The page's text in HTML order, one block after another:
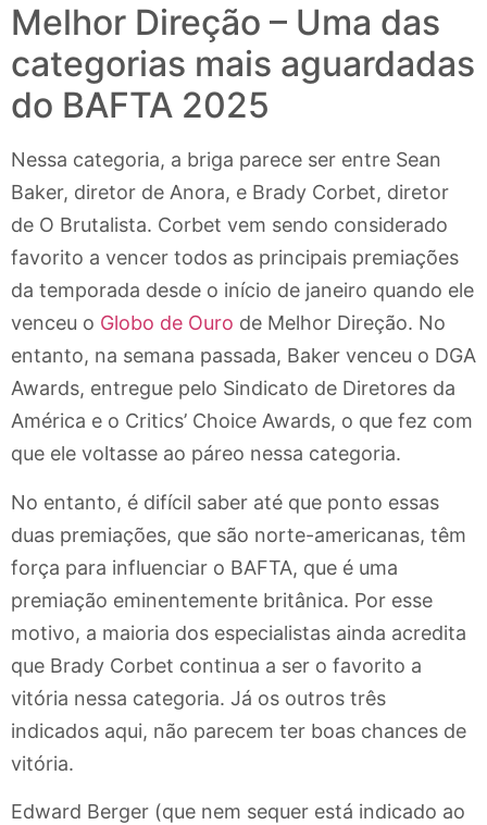
Melhor Direção – Uma das
categorias mais aguardadas
do BAFTA 2025
Nessa categoria, a briga parece ser entre Sean
Baker, diretor de Anora, e Brady Corbet, diretor
de O Brutalista. Corbet vem sendo considerado
favorito a vencer todos as principais premiações
da temporada desde o início de janeiro quando ele
venceu o Globo de Ouro de Melhor Direção. No
entanto, na semana passada, Baker venceu o DGA
Awards, entregue pelo Sindicato de Diretores da
América e o Critics’ Choice Awards, o que fez com
que ele voltasse ao páreo nessa categoria.
No entanto, é difícil saber até que ponto essas
duas premiações, que são norte-americanas, têm
força para influenciar o BAFTA, que é uma
premiação eminentemente britânica. Por esse
motivo, a maioria dos especialistas ainda acredita
que Brady Corbet continua a ser o favorito a
vitória nessa categoria. Já os outros três
indicados aqui, não parecem ter boas chances de
vitória.
Edward Berger (que nem sequer está indicado ao